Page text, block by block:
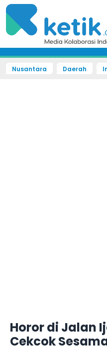
Nusantara Daerah
Horor di Jalan
Cekcok